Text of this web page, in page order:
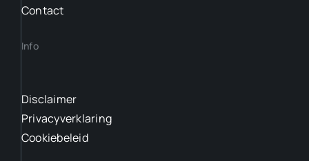
Contact
Info
Disclaimer
Privacyverklaring
Cookiebeleid